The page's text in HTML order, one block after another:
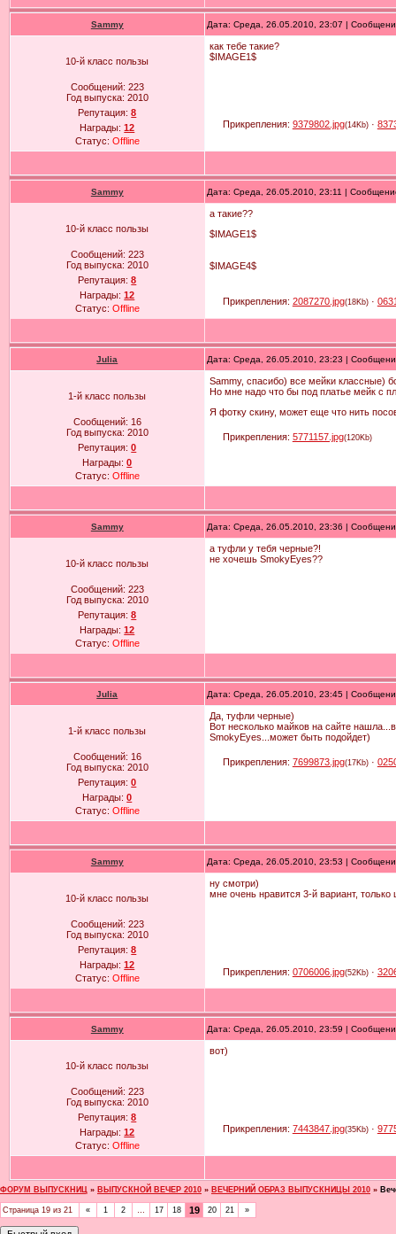
Sammy Дата: Среда, 26.05.2010, 23:07 |
10-й класс пользы
Сообщений: 223
Год выпуска: 2010
Репутация:8
Награды:12
Статус: Offline
как тебе такие?
$IMAGE1$
Прикрепления: 9379802.jpg(14Kb)·
Sammy Дата: Среда, 26.05.2010, 23:11 |
10-й класс пользы
Сообщений: 223
Год выпуска: 2010
Репутация:8
Награды:12
Статус: Offline
а такие??
$IMAGE1$
$IMAGE4$
Прикрепления: 2087270.jpg(18Kb)·
Julia Дата: Среда, 26.05.2010, 23:23 |
1-й класс пользы
Сообщений: 16
Год выпуска: 2010
Репутация:0
Награды:0
Статус: Offline
Sammy, спасибо) все мейки классные)
Но мне надо что бы под платье мейк с
Я фотку скину, может еще что нить
Прикрепления: 5771157.jpg(120Kb)
Sammy Дата: Среда, 26.05.2010, 23:36 |
10-й класс пользы
Сообщений: 223
Год выпуска: 2010
Репутация:8
Награды:12
Статус: Offline
а туфли у тебя черные?!
не хочешь SmokyEyes??
Julia Дата: Среда, 26.05.2010, 23:45 |
1-й класс пользы
Сообщений: 16
Год выпуска: 2010
Репутация:0
Награды:0
Статус: Offline
Да, туфли черные)
Вот несколько майков на сайте
SmokyEyes...может быть подойдет)
Прикрепления: 7699873.jpg(17Kb)·
Sammy Дата: Среда, 26.05.2010, 23:53 |
10-й класс пользы
Сообщений: 223
Год выпуска: 2010
Репутация:8
Награды:12
Статус: Offline
ну смотри)
мне очень нравится 3-й вариант,
Прикрепления: 0706006.jpg(52Kb)·
Sammy Дата: Среда, 26.05.2010, 23:59 |
10-й класс пользы
Сообщений: 223
Год выпуска: 2010
Репутация:8
Награды:12
Статус: Offline
вот)
Прикрепления: 7443847.jpg(35Kb)·
ФОРУМ ВЫПУСКНИЦ » ВЫПУСКНОЙ ВЕЧЕР 2010 » ВЕЧЕРНИЙ ОБРАЗ ВЫПУСКНИЦЫ 2010 »
Страница 19 из 21 « 1 2 … 17 18 19 20 21 »